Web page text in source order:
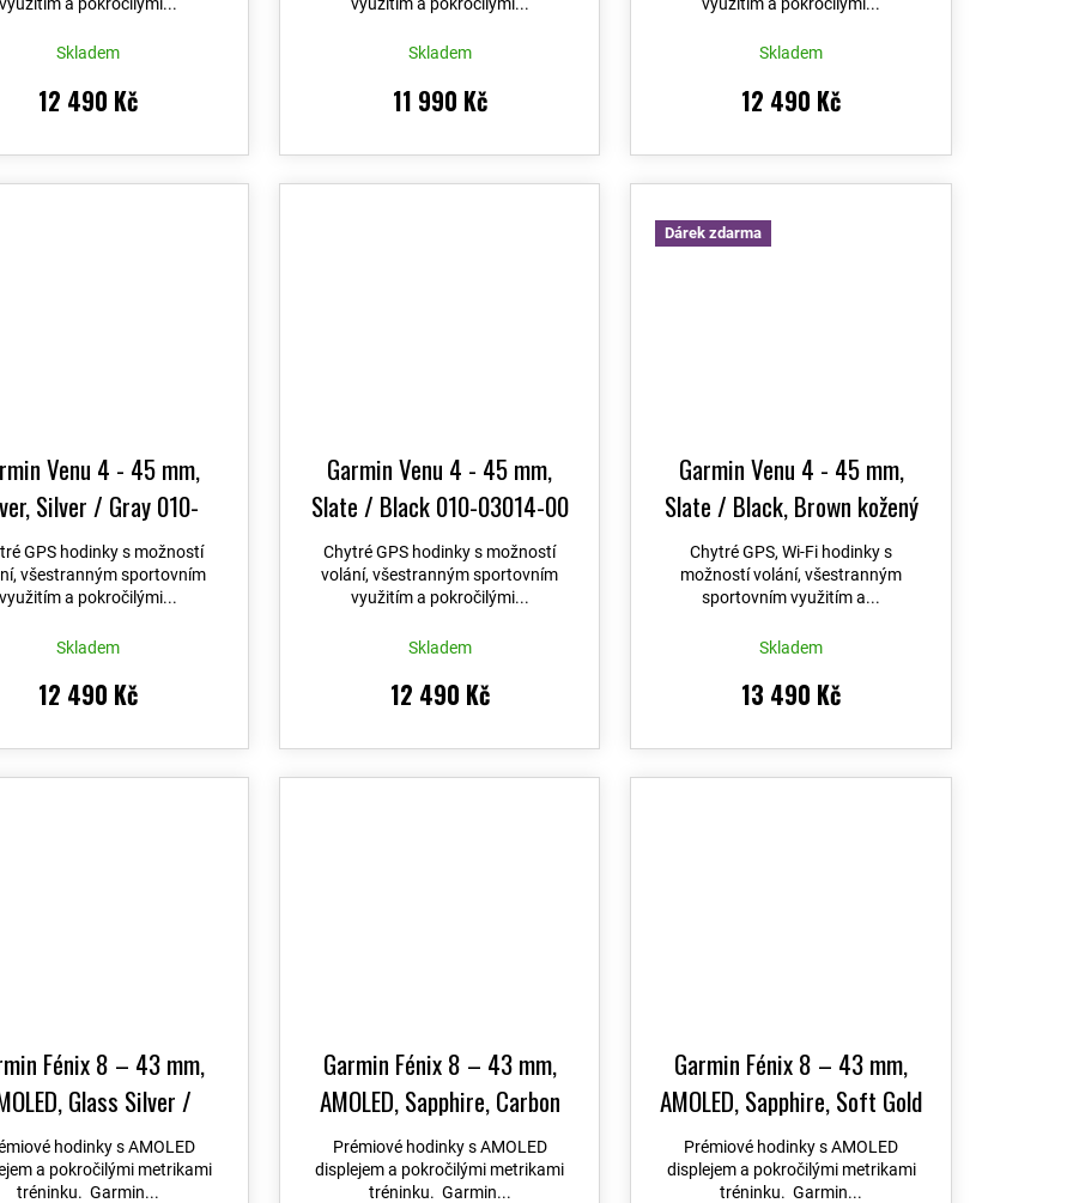
Skladem
12 490 Kč
Skladem
11 990 Kč
Skladem
12 490 Kč
Venu 4 - 45 mm,
Silver / Gray 010-
03014-01
GPS hodinky s možností
všestranným sportovním
využitím a pokročilými...
Skladem
12 490 Kč
Garmin Venu 4 - 45 mm,
Slate / Black 010-03014-00
Chytré GPS hodinky s možností
volání, všestranným sportovním
využitím a pokročilými...
Skladem
12 490 Kč
Dárek zdarma
Garmin Venu 4 - 45 mm,
Slate / Black, Brown kožený
řemínek + náhradní silikonový
řemínek 010-03014-03
Chytré GPS, Wi-Fi hodinky s
možností volání, všestranným
sportovním využitím a...
Skladem
13 490 Kč
Fénix 8 – 43 mm,
Glass Silver /
se silikonovým
010-02903-00+
hodinky s AMOLED
a pokročilými metrikami
tréninku. Garmin...
Garmin Fénix 8 – 43 mm,
AMOLED, Sapphire, Carbon
grey DLC titanium, Black /
Pebble grey se silikonovým
Prémiové hodinky s AMOLED
displejem a pokročilými metrikami
tréninku. Garmin...
Garmin Fénix 8 – 43 mm,
AMOLED, Sapphire, Soft Gold
/ Fog grey se silikonovým
řemínkem 010-02903-11+
Prémiové hodinky s AMOLED
displejem a pokročilými metrikami
tréninku. Garmin...